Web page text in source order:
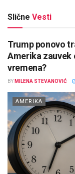
Slične Vesti
Trump ponovo
Amerika zauvek
vremena?
BY MILENA STEVANOVIĆ
AMERIKA